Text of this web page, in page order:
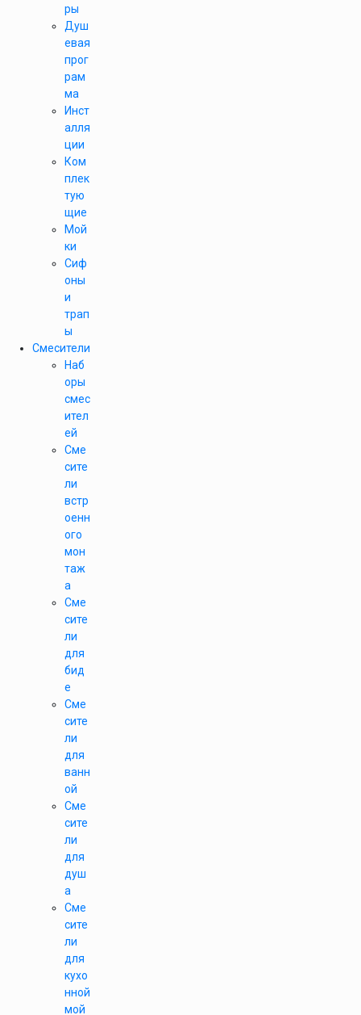
ры
Душ
евая
прог
рам
ма
Инст
алля
ции
Ком
плек
тую
щие
Мой
ки
Сиф
оны
и
трап
ы
Смесители
Наб
оры
смес
ител
ей
Сме
сите
ли
встр
оенн
ого
мон
таж
а
Сме
сите
ли
для
бид
е
Сме
сите
ли
для
ванн
ой
Сме
сите
ли
для
душ
а
Сме
сите
ли
для
кухо
нной
мой